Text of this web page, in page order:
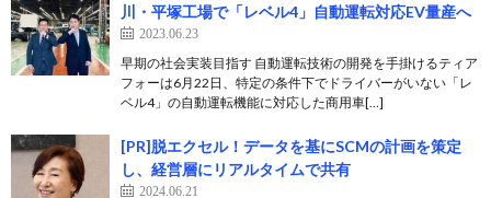
川・平塚工場で「レベル4」自動運転対応EV量産へ
2023.06.23
早期の社会実装目指す 自動運転技術の開発を手掛けるティア
フォーは6月22日、特定の条件下でドライバーがいない「レ
ベル4」の自動運転機能に対応した商用車[…]
[PR]脱エクセル！データを基にSCMの計画を策定
し、経営層にリアルタイムで共有
2024.06.21